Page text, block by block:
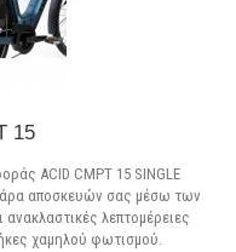
15
ACID CMPT 15 SINGLE
αποσκευών σας μέσω των
λεπτομέρειες
χαμηλού φωτισμού.